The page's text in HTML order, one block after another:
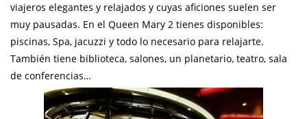
viajeros elegantes y relajados y cuyas aficiones suelen ser
muy pausadas. En el Queen Mary 2 tienes disponibles:
piscinas, Spa, jacuzzi y todo lo necesario para relajarte.
También tiene biblioteca, salones, un planetario, teatro, sala
de conferencias…